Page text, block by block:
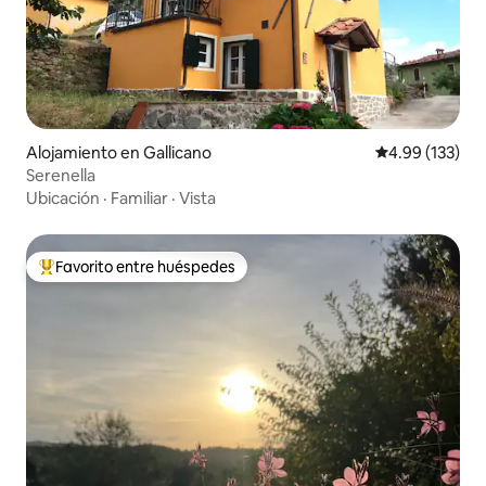
Alojamiento en Gallicano Calificación
4.99 (133)
Serenella
Ubicación · Familiar · Vista
Favorito entre huéspedes preferido
Favorito entre huéspedes